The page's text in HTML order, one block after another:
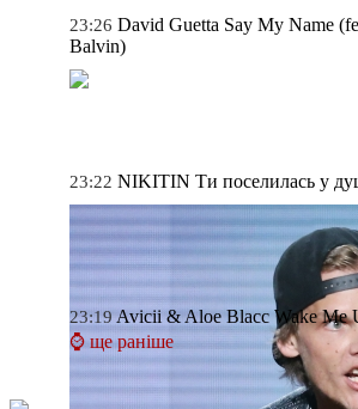
23:26 David Guetta Say My Name
Balvin)
23:22 NIKITIN Ти поселилась у
23:19Avicii & Aloe Blacc Wake Me
⌚ ще раніше